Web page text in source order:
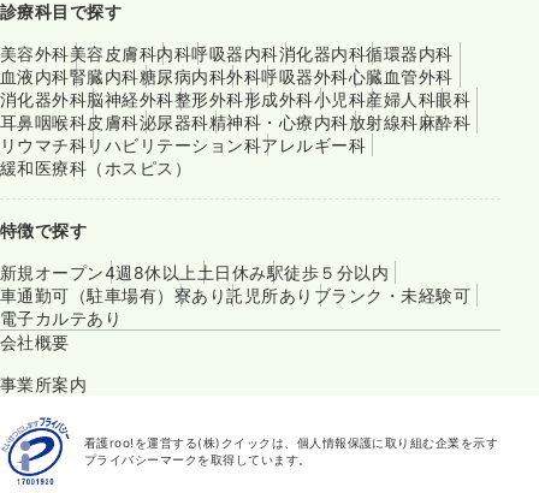
診療科目で探す
美容外科美容皮膚科内科呼吸器内科消化器内科循環器内科
血液内科腎臓内科糖尿病内科外科呼吸器外科心臓血管外科
消化器外科脳神経外科整形外科形成外科小児科産婦人科眼科
耳鼻咽喉科皮膚科泌尿器科精神科・心療内科放射線科麻酔科
リウマチ科リハビリテーション科アレルギー科
緩和医療科（ホスピス）
特徴で探す
新規オープン4週8休以上 土日休み駅徒歩５分以内
車通勤可（駐車場有） 寮あり託児所あり ブランク・未経験可
電子カルテあり
会社概要
事業所案内
看護roo!を運営する(株)クイックは、個人情報保護に取り組む企業を示す
プライバシーマークを取得しています。